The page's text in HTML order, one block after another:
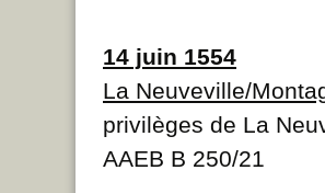
14 juin 1554
La Neuveville/
privilèges de La
AAEB B 250/21